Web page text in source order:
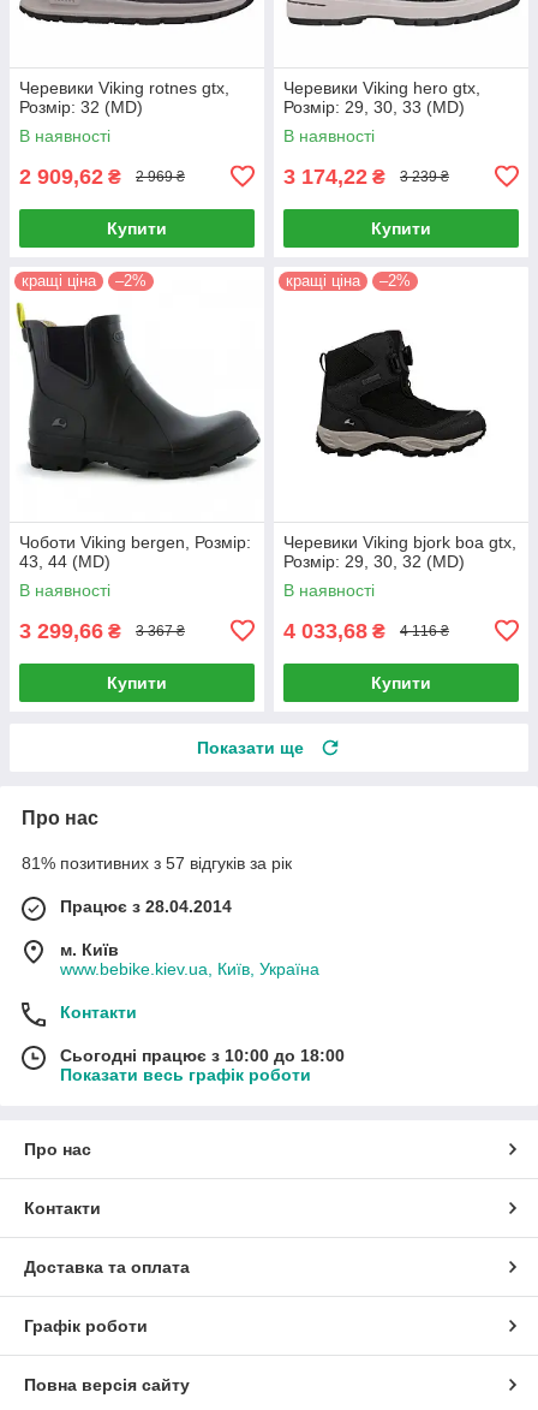
Черевики Viking rotnes gtx,
Розмір: 32 (MD)
В наявності
2 909,62 ₴ 2 969 ₴
Купити
Черевики Viking hero gtx,
Розмір: 29, 30, 33 (MD)
В наявності
3 174,22 ₴ 3 239 ₴
Купити
кращі ціна –2%
Чоботи Viking bergen, Розмір:
43, 44 (MD)
В наявності
3 299,66 ₴ 3 367 ₴
Купити
кращі ціна –2%
Черевики Viking bjork boa gtx,
Розмір: 29, 30, 32 (MD)
В наявності
4 033,68 ₴ 4 116 ₴
Купити
Показати ще
Про нас
81% позитивних з 57 відгуків за рік
Працює з 28.04.2014
м. Київ
www.bebike.kiev.ua, Київ, Україна
Контакти
Сьогодні працює з 10:00 до 18:00
Показати весь графік роботи
Про нас
Контакти
Доставка та оплата
Графік роботи
Повна версія сайту